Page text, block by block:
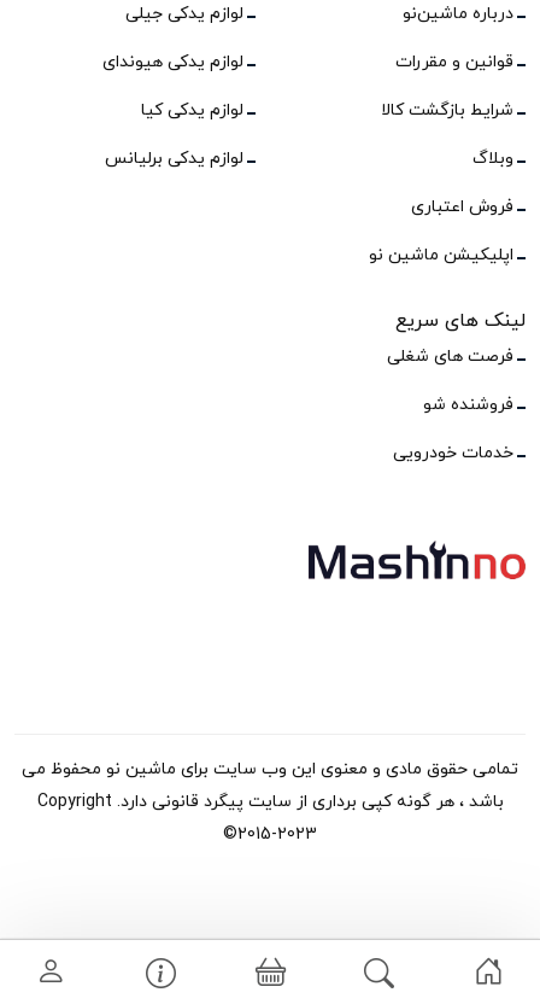
درباره ماشین‌نو
قوانین و مقررات
شرایط بازگشت کالا
وبلاگ
فروش اعتباری
اپلیکیشن ماشین نو
لوازم یدکی جیلی
لوازم یدکی هیوندای
لوازم یدکی کیا
لوازم یدکی برلیانس
لینک های سریع
فرصت های شغلی
فروشنده شو
خدمات خودرویی
تمامی حقوق مادی و معنوی این وب سایت برای ماشین نو محفوظ می
باشد ، هر گونه کپی برداری از سایت پیگرد قانونی دارد. Copyright
©2015-2023